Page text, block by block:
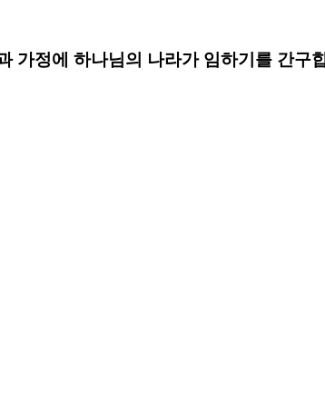
가정에 하나님의 나라가 임하기를 간구